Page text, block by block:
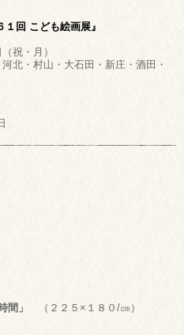
１回 こども絵画展』
祝・月）
北・村山・大石田・新庄・酒田・
時間」 （２２５×１８０/㎝）